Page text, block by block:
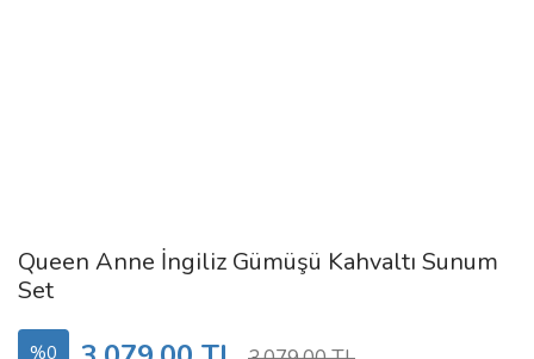
Queen Anne İngiliz Gümüşü Kahvaltı Sunum
Set
%0